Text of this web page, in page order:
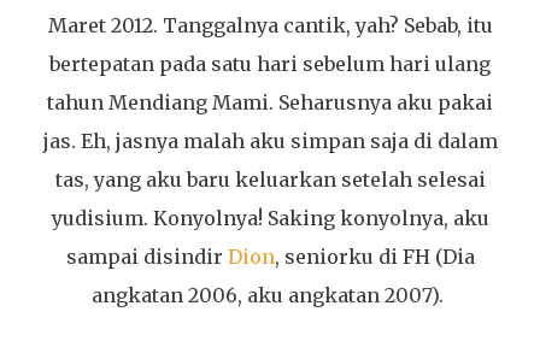
Maret 2012. Tanggalnya cantik, yah? Sebab, itu
bertepatan pada satu hari sebelum hari ulang
tahun Mendiang Mami. Seharusnya aku pakai
jas. Eh, jasnya malah aku simpan saja di dalam
tas, yang aku baru keluarkan setelah selesai
yudisium. Konyolnya! Saking konyolnya, aku
sampai disindir Dion, seniorku di FH (Dia
angkatan 2006, aku angkatan 2007).